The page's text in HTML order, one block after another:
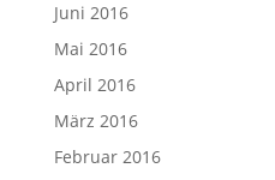
Juni 2016
Mai 2016
April 2016
März 2016
Februar 2016